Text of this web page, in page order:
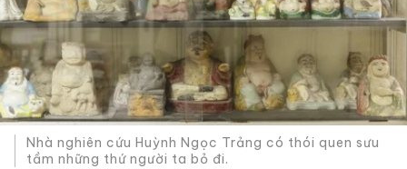
Nhà nghiên cứu Huỳnh Ngọc Trảng có thói quen sưu
tầm những thứ người ta bỏ đi.